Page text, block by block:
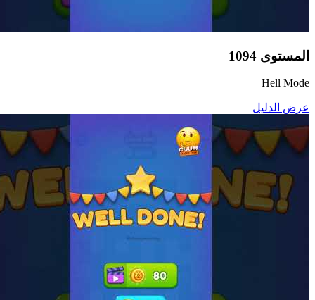
المستوى 1094
Hell Mode
عرض الدليل